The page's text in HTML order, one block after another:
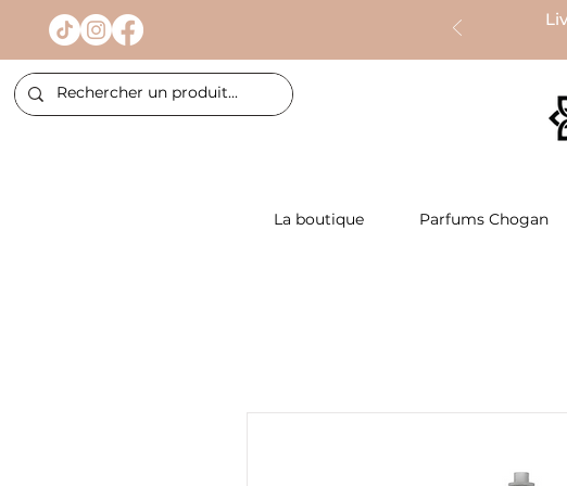
La boutique Parfums Chogan